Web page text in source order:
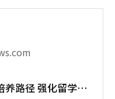
养路径 强化留学就